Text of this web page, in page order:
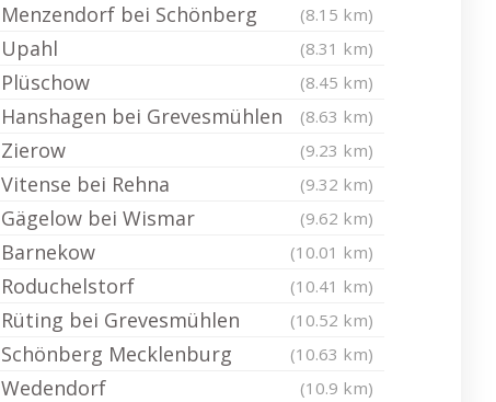
Menzendorf bei Schönberg (8.15 km)
Upahl (8.31 km)
Plüschow (8.45 km)
Hanshagen bei Grevesmühlen (8.63 km)
Zierow (9.23 km)
Vitense bei Rehna (9.32 km)
Gägelow bei Wismar (9.62 km)
Barnekow (10.01 km)
Roduchelstorf (10.41 km)
Rüting bei Grevesmühlen (10.52 km)
Schönberg Mecklenburg (10.63 km)
Wedendorf (10.9 km)